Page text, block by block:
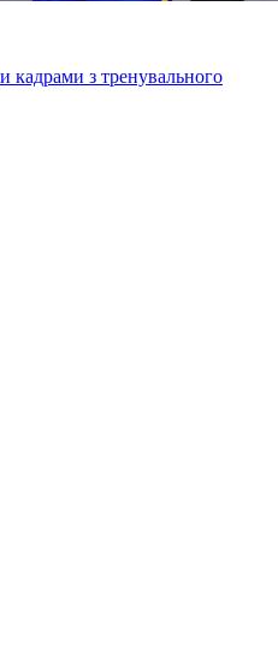
кадрами з тренувального